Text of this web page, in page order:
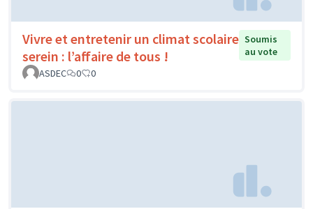
Vivre et entretenir un climat scolaire
serein : l’affaire de tous !
Soumis
au vote
ASDEC
0 0